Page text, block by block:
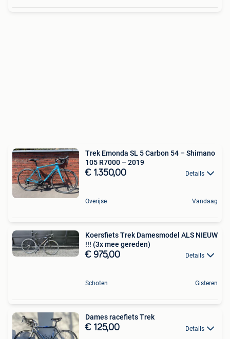
Trek Emonda SL 5 Carbon 54 – Shimano
105 R7000 – 2019
€ 1.350,00 Details
Overijse Vandaag
Koersfiets Trek Damesmodel ALS NIEUW
!!! (3x mee gereden)
€ 975,00 Details
Schoten Gisteren
Dames racefiets Trek
€ 125,00 Details